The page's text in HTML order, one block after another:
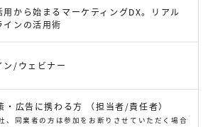
用から始まるマーケティングDX。リアル
インの活用術
ン/ウェビナー
・広告に携わる方 （担当者/責任者）
、同業者の方は参加をお断りさせていただく場合